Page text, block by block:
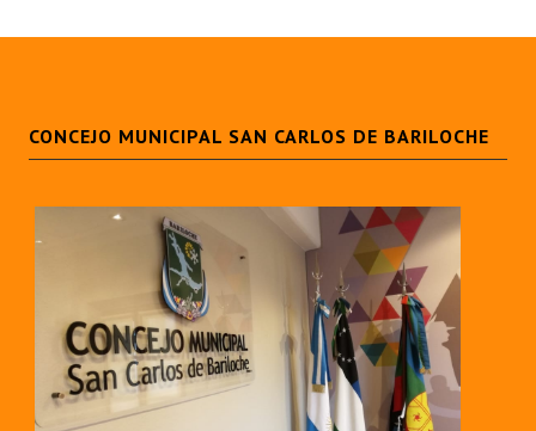
CONCEJO MUNICIPAL SAN CARLOS DE BARILOCHE